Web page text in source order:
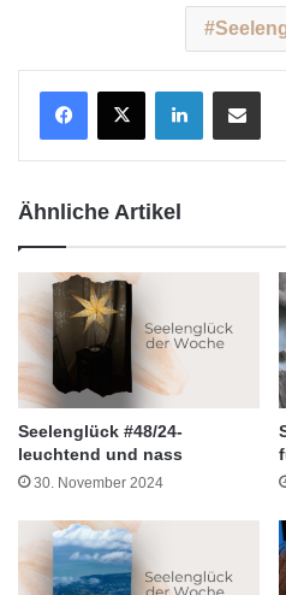
LinkedInTeile per E-Mail
Ähnliche Artikel
Seelenglück #48/24-
leuchtend und nass
30. November 2024